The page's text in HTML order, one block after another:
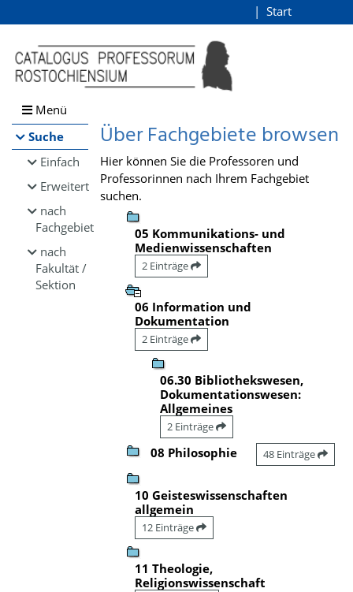
Browsen
direkt zum Inhalt
Start
Menü
Suche
Einfach
Erweitert
nach
Fachgebiet
nach
Fakultät /
Sektion
Über Fachgebiete browsen
Hier können Sie die Professoren und
Professorinnen nach Ihrem Fachgebiet
suchen.
05 Kommunikations- und
Medienwissenschaften
2 Einträge
06 Information und
Dokumentation
2 Einträge
06.30 Bibliothekswesen,
Dokumentationswesen:
Allgemeines
2 Einträge
08 Philosophie 48 Einträge
10 Geisteswissenschaften
allgemein
12 Einträge
11 Theologie,
Religionswissenschaft